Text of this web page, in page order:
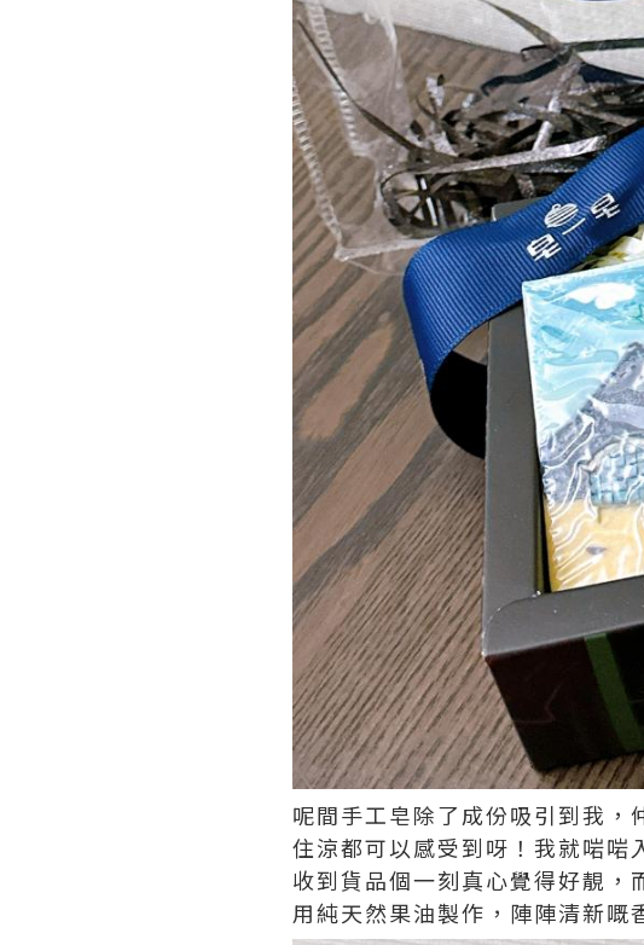
呢間手工皂除了成份吸引到我，
住涼都可以感受到呀！我就啱啱
收到貨品個一刻真心覺得好靚，
用純天然果油製作，陣陣清新嘅